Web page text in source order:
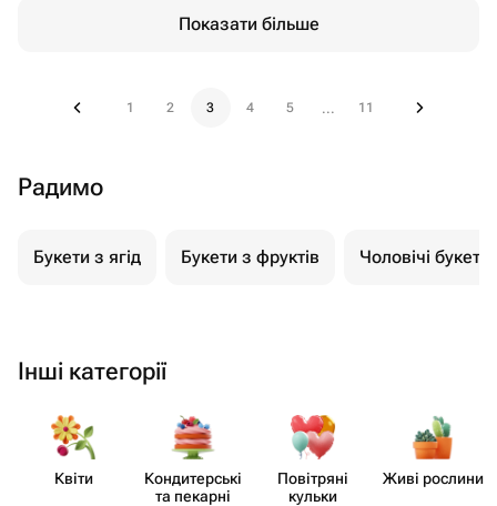
Показати більше
1 2 3 4 5 ... 11
Радимо
Букети з ягід Букети з фруктів Чоловічі букети
Інші категорії
Квіти
Кондит​ерські
та пекарні
Повітряні
кульки
Живі рослини